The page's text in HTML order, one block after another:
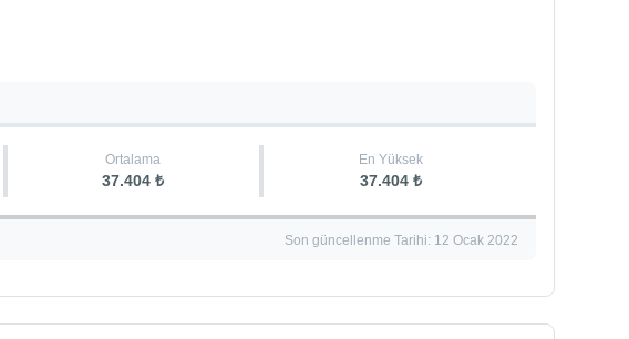
Ortalama
37.404 ₺
En Yüksek
37.404 ₺
Son güncellenme Tarihi: 12 Ocak 2022